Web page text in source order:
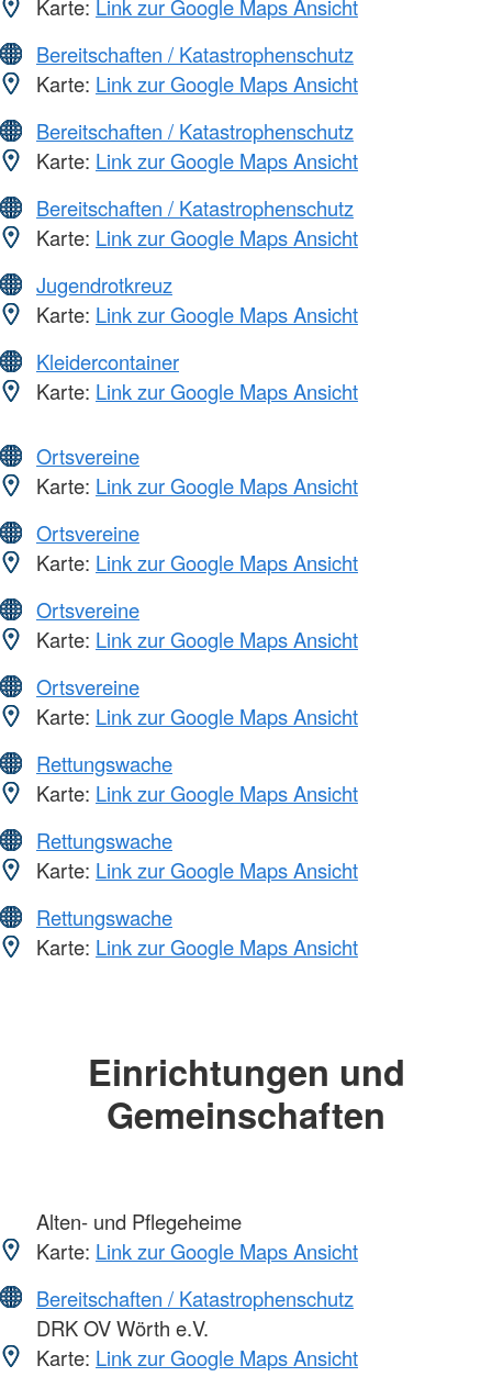
Karte: Link zur Google Maps Ansicht
Bereitschaften / Katastrophenschutz
Karte: Link zur Google Maps Ansicht
Bereitschaften / Katastrophenschutz
Karte: Link zur Google Maps Ansicht
Bereitschaften / Katastrophenschutz
Karte: Link zur Google Maps Ansicht
Jugendrotkreuz
Karte: Link zur Google Maps Ansicht
Kleidercontainer
Karte: Link zur Google Maps Ansicht
Ortsvereine
Karte: Link zur Google Maps Ansicht
Ortsvereine
Karte: Link zur Google Maps Ansicht
Ortsvereine
Karte: Link zur Google Maps Ansicht
Ortsvereine
Karte: Link zur Google Maps Ansicht
Rettungswache
Karte: Link zur Google Maps Ansicht
Rettungswache
Karte: Link zur Google Maps Ansicht
Rettungswache
Karte: Link zur Google Maps Ansicht
Einrichtungen und
Gemeinschaften
Alten- und Pflegeheime
Karte: Link zur Google Maps Ansicht
Bereitschaften / Katastrophenschutz
DRK OV Wörth e.V.
Karte: Link zur Google Maps Ansicht